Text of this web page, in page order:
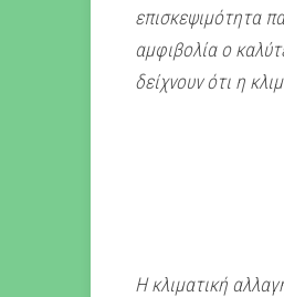
επισκεψιμότητα
αμφιβολία ο
δείχνουν ότι η
Η κλιματική